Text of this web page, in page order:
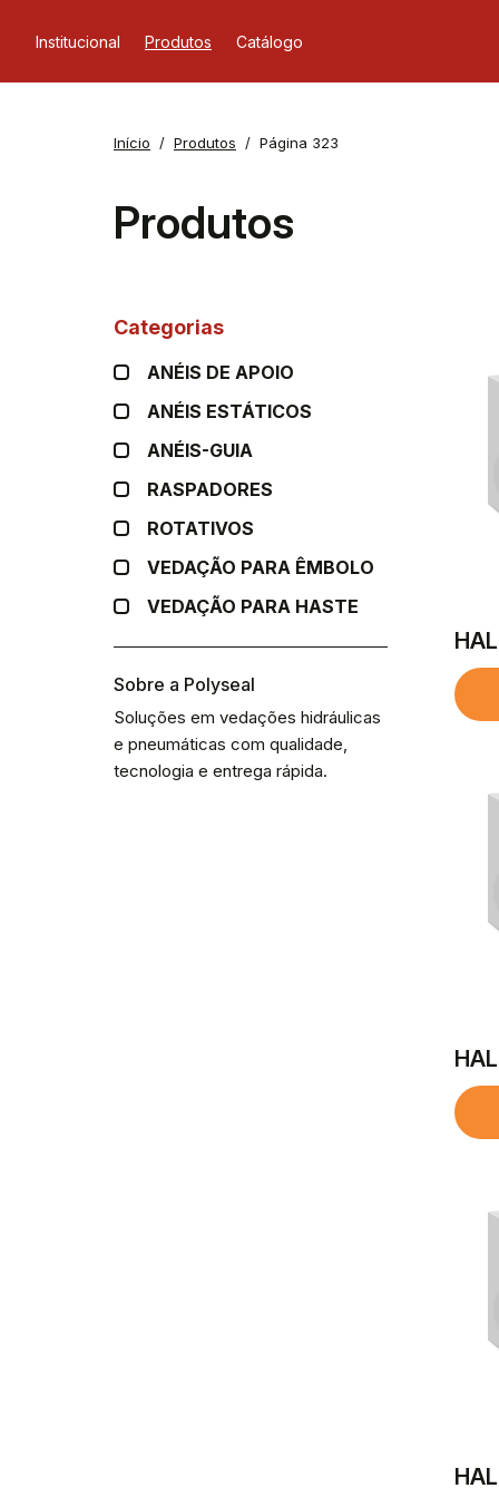
Institucional Produtos Catálogo
Início Produtos Página 323
Produtos
Categorias
ANÉIS DE APOIO
ANÉIS ESTÁTICOS
ANÉIS-GUIA
RASPADORES
ROTATIVOS
VEDAÇÃO PARA ÊMBOLO
VEDAÇÃO PARA HASTE
Sobre a Polyseal
Soluções em vedações hidráulicas
e pneumáticas com qualidade,
tecnologia e entrega rápida.